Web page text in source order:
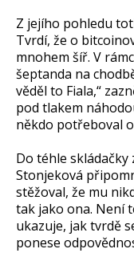
Z jejího pohledu
Tvrdí, že o
mnohem šíř. V
šeptanda na
věděl to Fiala,“
pod tlakem
někdo potřeboval
Do téhle skládačky
Stonjeková
stěžoval, že mu
tak jako ona. Není
ukazuje, jak tvrdě
ponese